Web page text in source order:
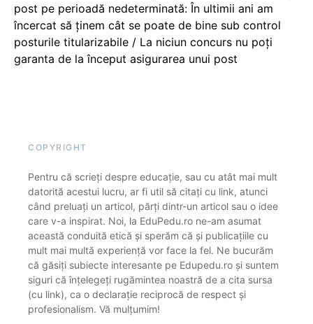
post pe perioadă nedeterminată: În ultimii ani am
încercat să ținem cât se poate de bine sub control
posturile titularizabile / La niciun concurs nu poți
garanta de la început asigurarea unui post
COPYRIGHT
Pentru că scrieți despre educație, sau cu atât mai mult
datorită acestui lucru, ar fi util să citați cu link, atunci
când preluați un articol, părți dintr-un articol sau o idee
care v-a inspirat. Noi, la EduPedu.ro ne-am asumat
această conduită etică și sperăm că și publicațiile cu
mult mai multă experiență vor face la fel. Ne bucurăm
că găsiți subiecte interesante pe Edupedu.ro și suntem
siguri că înțelegeți rugămintea noastră de a cita sursa
(cu link), ca o declarație reciprocă de respect și
profesionalism. Vă mulțumim!